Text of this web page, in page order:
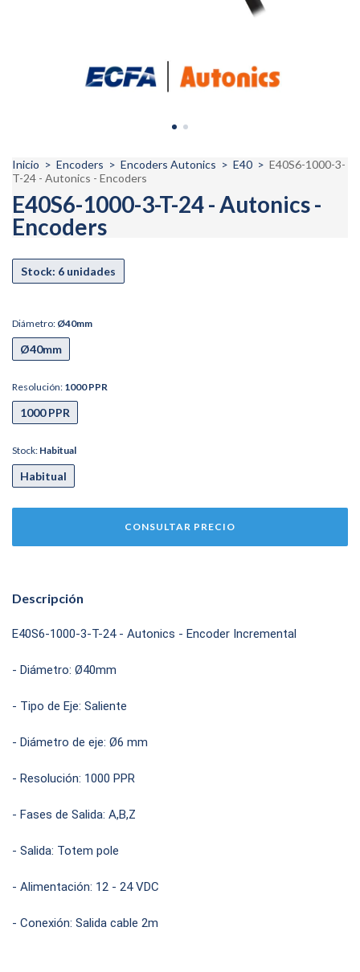
Inicio > Encoders > Encoders Autonics > E40 > E40S6-1000-3-
T-24 - Autonics - Encoders
E40S6-1000-3-T-24 - Autonics -
Encoders
Diámetro: Ø40mm
Ø40mm
Resolución: 1000 PPR
1000 PPR
Stock: Habitual
Habitual
Descripción
E40S6-1000-3-T-24 - Autonics - Encoder Incremental
- Diámetro: Ø40mm
- Tipo de Eje: Saliente
- Diámetro de eje: Ø6 mm
- Resolución: 1000 PPR
- Fases de Salida: A,B,Z
- Salida: Totem pole
- Alimentación: 12 - 24 VDC
- Conexión: Salida cable 2m